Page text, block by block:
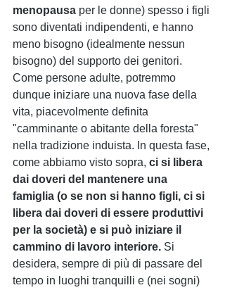
menopausa per le donne) spesso i figli
sono diventati indipendenti, e hanno
meno bisogno (idealmente nessun
bisogno) del supporto dei genitori.
Come persone adulte, potremmo
dunque iniziare una nuova fase della
vita, piacevolmente definita
"camminante o abitante della foresta"
nella tradizione induista. In questa fase,
come abbiamo visto sopra, ci si libera
dai doveri del mantenere una
famiglia (o se non si hanno figli, ci si
libera dai doveri di essere produttivi
per la società) e si può iniziare il
cammino di lavoro interiore. Si
desidera, sempre di più di passare del
tempo in luoghi tranquilli e (nei sogni)